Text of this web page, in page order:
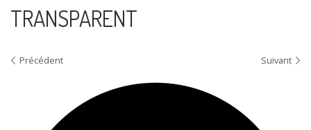
TRANSPARENT
Navigation dans les images
Précédent Suivant